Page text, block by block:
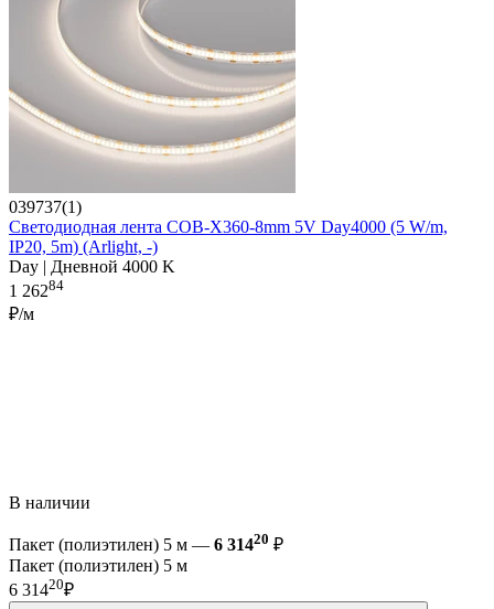
039737(1)
Светодиодная лента COB-X360-8mm 5V Day4000 (5 W/m,
IP20, 5m) (Arlight, -)
Day | Дневной 4000 K
1 26284
₽/м
В наличии
Пакет (полиэтилен) 5 м — 6 31420 ₽
Пакет (полиэтилен) 5 м
6 31420₽